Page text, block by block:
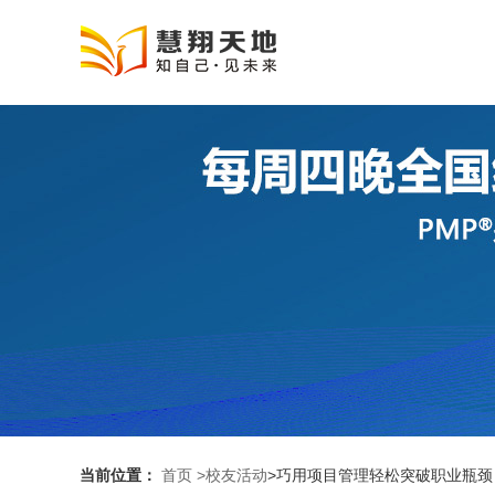
当前位置： 首页 >校友活动>巧用项目管理轻松突破职业瓶